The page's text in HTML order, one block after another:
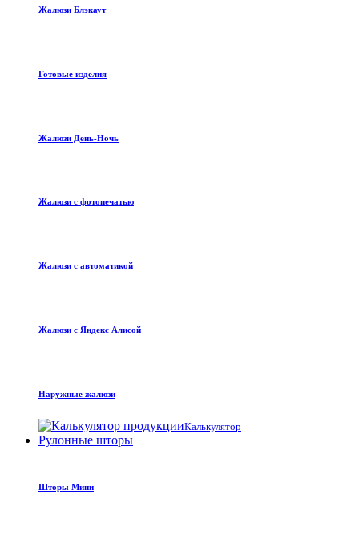
Жалюзи Блэкаут
Готовые изделия
Жалюзи День-Ночь
Жалюзи с фотопечатью
Жалюзи с автоматикой
Жалюзи с Яндекс Алисой
Наружные жалюзи
Калькулятор
Рулонные шторы
Шторы Мини